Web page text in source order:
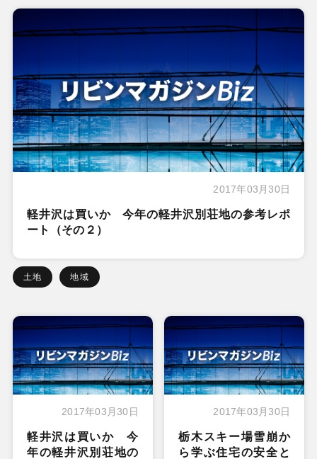
2017年03月30日
軽井沢は買いか 今年の軽井沢別荘地の参考レポ
ート（その２）
土地 地域
2017年03月30日
軽井沢は買いか 今
年の軽井沢別荘地の
2017年03月30日
栃木スキー場雪崩か
ら学ぶ住宅の安全と